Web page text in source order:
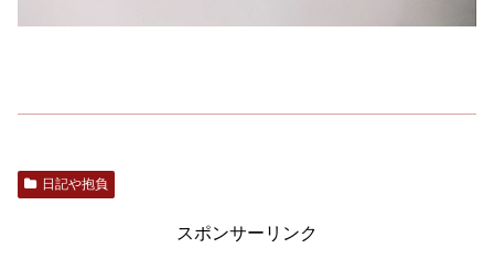
日記や抱負
スポンサーリンク